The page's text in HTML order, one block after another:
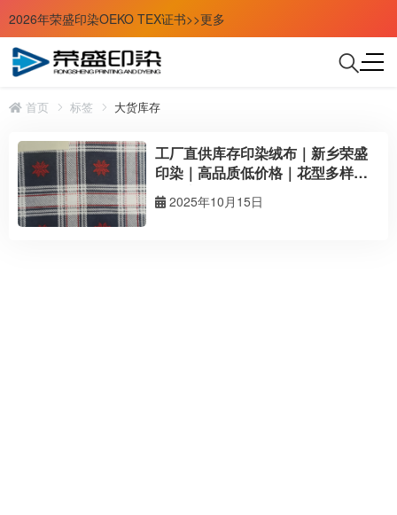
2026年荣盛印染OEKO TEX证书>>更多
首页 标签 大货库存
工厂直供库存印染绒布｜新乡荣盛
印染｜高品质低价格｜花型多样现
货供应
2025年10月15日